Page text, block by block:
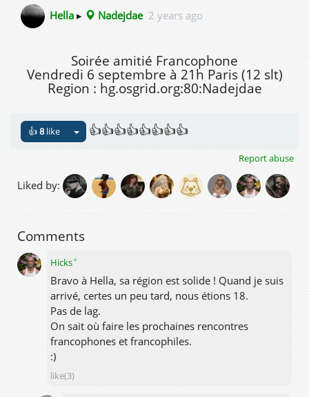
Hella ▸ Nadejdae 2 years ago
Soirée amitié Francophone
Vendredi 6 septembre à 21h Paris (12 slt)
Region : hg.osgrid.org:80:Nadejdae
👍8like 👍👍👍👍👍👍👍👍
Report abuse
Liked by:
Comments
Hicks✦
Bravo à Hella, sa région est solide ! Quand je suis
arrivé, certes un peu tard, nous étions 18.
Pas de lag.
On sait où faire les prochaines rencontres
francophones et francophiles.
:)
like(3)